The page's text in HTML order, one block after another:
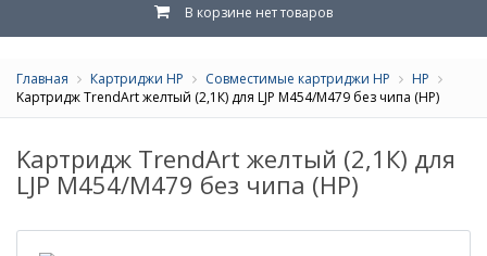
В корзине нет товаров
Главная Картриджи HP Совместимые картриджи HP
HP
Kартридж TrendArt желтый (2,1К) для LJP M454/M479 без чипа (HP)
Kартридж TrendArt желтый (2,1К) для
LJP M454/M479 без чипа (HP)